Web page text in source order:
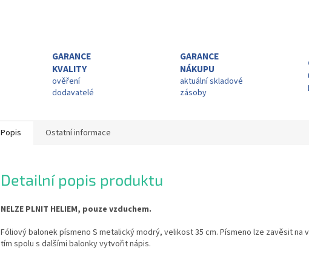
GARANCE
KVALITY
ověření
dodavatelé
GARANCE
NÁKUPU
aktuální skladové
zásoby
Popis Ostatní informace
Detailní popis produktu
NELZE PLNIT HELIEM, pouze vzduchem.
Fóliový balonek písmeno S metalický modrý, velikost 35 cm. Písmeno lze zavěsit na
tím spolu s dalšími balonky vytvořit nápis.